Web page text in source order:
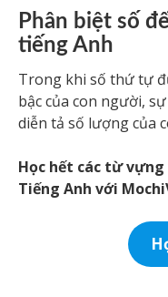
Phân biệt số
tiếng Anh
Trong khi số thứ tự
bậc của con người,
diễn tả số lượng của
Học hết các từ
Tiếng Anh với